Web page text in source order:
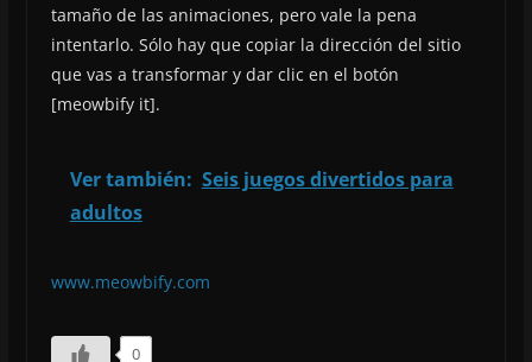
tamaño de las animaciones, pero vale la pena
intentarlo. Sólo hay que copiar la dirección del sitio
que vas a transformar y dar clic en el botón
[meowbify it].
Ver también: Seis juegos divertidos para
adultos
www.meowbify.com
0